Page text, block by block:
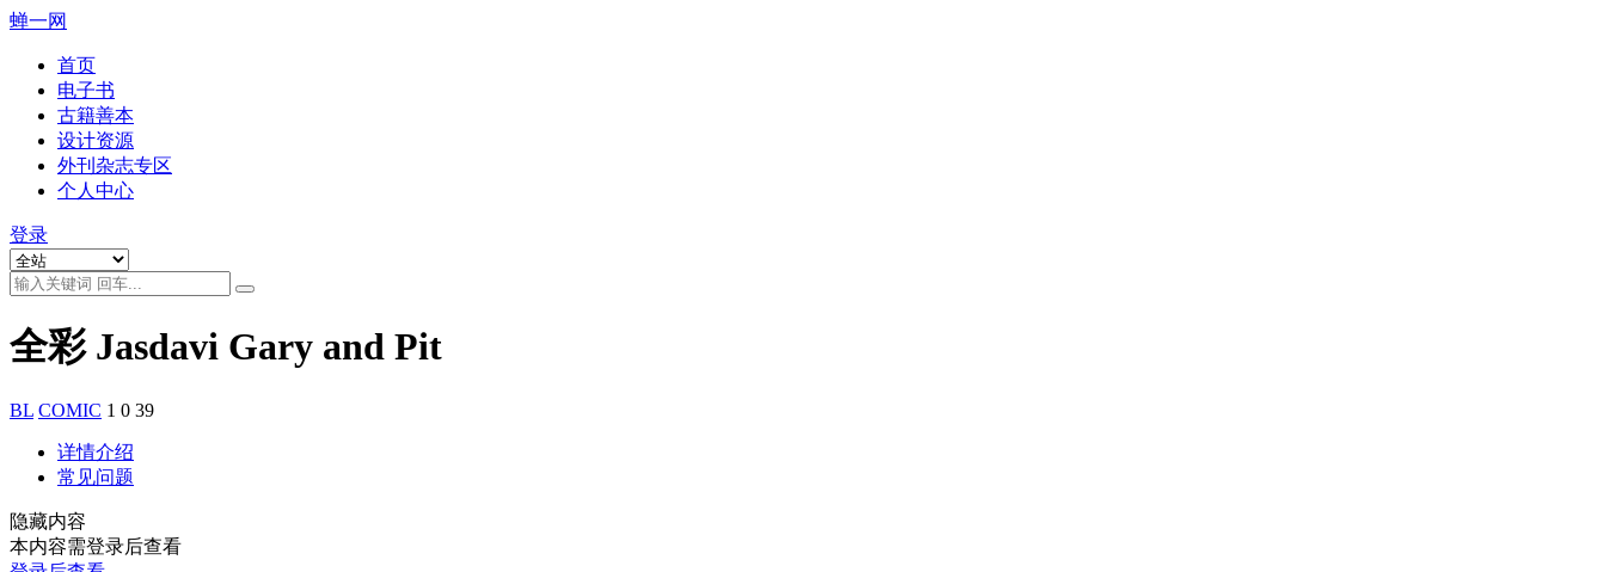
蝉一网
首页
电子书
古籍善本
设计资源
外刊杂志专区
个人中心
登录
全彩 Jasdavi Gary and Pit
BL COMIC 1 0 39
详情介绍
常见问题
隐藏内容
本内容需登录后查看